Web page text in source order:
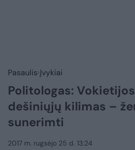
Pasaulis Įvykiai
Politologas:
dešiniųjų kilimas –
sunerimti
2017 m. rugsėjo 25 d. 13:24